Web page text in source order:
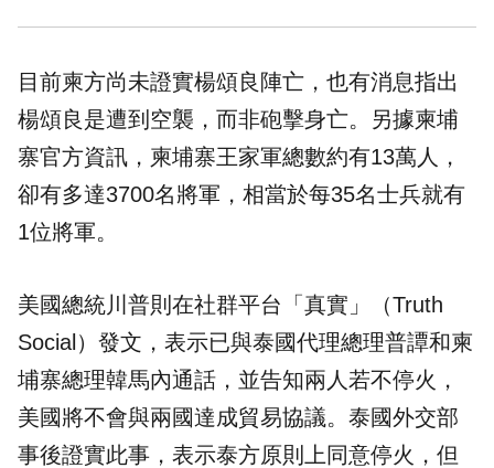
目前柬方尚未證實楊頌良陣亡，也有消息指出
楊頌良是遭到空襲，而非砲擊身亡。另據柬埔
寨官方資訊，柬埔寨王家軍總數約有13萬人，
卻有多達3700名將軍，相當於每35名士兵就有
1位將軍。
美國總統川普則在社群平台「真實」（Truth
Social）發文，表示已與泰國代理總理普譚和柬
埔寨總理韓馬內通話，並告知兩人若不停火，
美國將不會與兩國達成貿易協議。泰國外交部
事後證實此事，表示泰方原則上同意停火，但